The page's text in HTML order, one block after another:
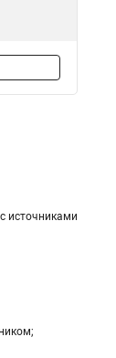
источниками